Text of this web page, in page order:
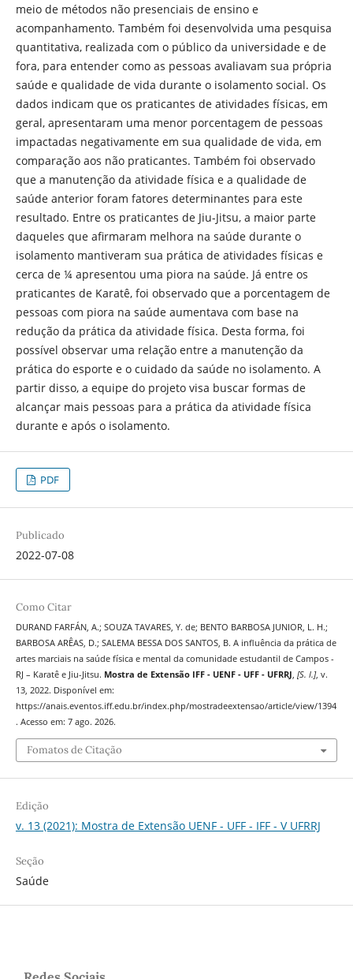
meio de métodos não presenciais de ensino e
acompanhamento. Também foi desenvolvida uma pesquisa
quantitativa, realizada com o público da universidade e de
fora, para entender como as pessoas avaliavam sua própria
saúde e qualidade de vida durante o isolamento social. Os
dados indicam que os praticantes de atividades físicas, em
geral, apresentaram uma menor porcentagem de pessoas
impactadas negativamente em sua qualidade de vida, em
comparação aos não praticantes. Também foi observado
que a manutenção da atividade física e a qualidade de
saúde anterior foram fatores determinantes para este
resultado. Entre os praticantes de Jiu-Jitsu, a maior parte
daqueles que afirmaram melhora na saúde durante o
isolamento mantiveram sua prática de atividades físicas e
cerca de ¼ apresentou uma piora na saúde. Já entre os
praticantes de Karatê, foi observado que a porcentagem de
pessoas com piora na saúde aumentava com base na
redução da prática da atividade física. Desta forma, foi
possível observar uma relação entre a manutenção da
prática do esporte e o cuidado da saúde no isolamento. A
partir disso, a equipe do projeto visa buscar formas de
alcançar mais pessoas para a prática da atividade física
durante e após o isolamento.
PDF
Publicado
2022-07-08
Como Citar
DURAND FARFÁN, A.; SOUZA TAVARES, Y. de; BENTO BARBOSA JUNIOR, L. H.;
BARBOSA ARÊAS, D.; SALEMA BESSA DOS SANTOS, B. A influência da prática de
artes marciais na saúde física e mental da comunidade estudantil de Campos -
RJ – Karatê e Jiu-Jitsu. Mostra de Extensão IFF - UENF - UFF - UFRRJ, [S. l.], v.
13, 2022. Disponível em:
https://anais.eventos.iff.edu.br/index.php/mostradeextensao/article/view/1394
. Acesso em: 7 ago. 2026.
Fomatos de Citação
Edição
v. 13 (2021): Mostra de Extensão UENF - UFF - IFF - V UFRRJ
Seção
Saúde